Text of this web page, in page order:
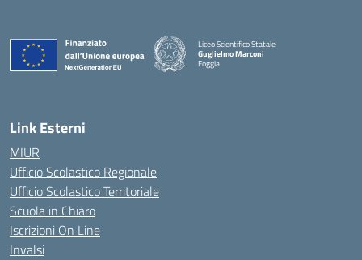
Liceo Scientifico Statale
Guglielmo Marconi
Foggia
— Visita la pagina iniziale della scuola
Link Esterni
MIUR
Ufficio Scolastico Regionale
Ufficio Scolastico Territoriale
Scuola in Chiaro
Iscrizioni On Line
Invalsi